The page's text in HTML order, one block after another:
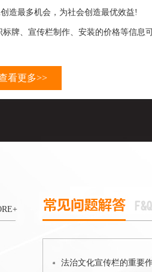
造最多机会，为社会创造最优效益!
、宣传栏制作、安装的价格等信息
看更多>>
法治文化宣传栏的重要